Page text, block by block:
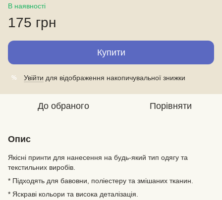
В наявності
175 грн
Купити
% Увійти для відображення накопичувальної знижки
До обраного Порівняти
Опис
Якісні принти для нанесення на будь-який тип одягу та
текстильних виробів.
* Підходять для бавовни, поліестеру та змішаних тканин.
* Яскраві кольори та висока деталізація.